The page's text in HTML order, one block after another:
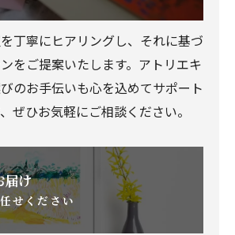
丁寧にヒアリングし、それに基づ
をご提案いたします。アトリエキ
のお手伝いも心を込めてサポート
ぜひお気軽にご相談ください。
け
せください